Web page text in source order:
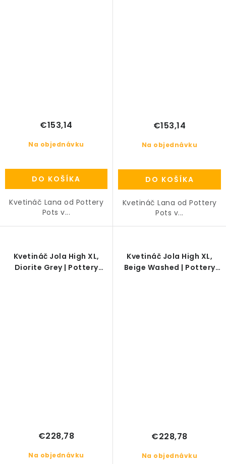
Na objednávku
€153,14
DO KOŠÍKA
Kvetináč Lana od Pottery
Pots v...
Na objednávku
€153,14
DO KOŠÍKA
Kvetináč Lana od Pottery
Pots v...
Kvetináč Jola High XL,
Diorite Grey | Pottery
Na objednávku
€228,78
Kvetináč Jola High XL,
Beige Washed | Pottery
Na objednávku
€228,78